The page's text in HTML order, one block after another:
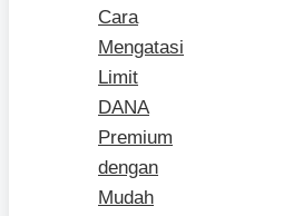
Cara
Mengatasi
Limit
DANA
Premium
dengan
Mudah